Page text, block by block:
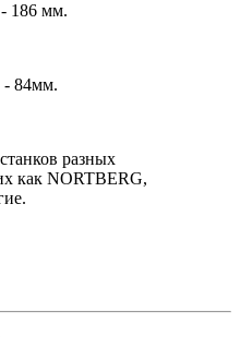
186 мм.
- 84мм.
разных
как NORTBERG,